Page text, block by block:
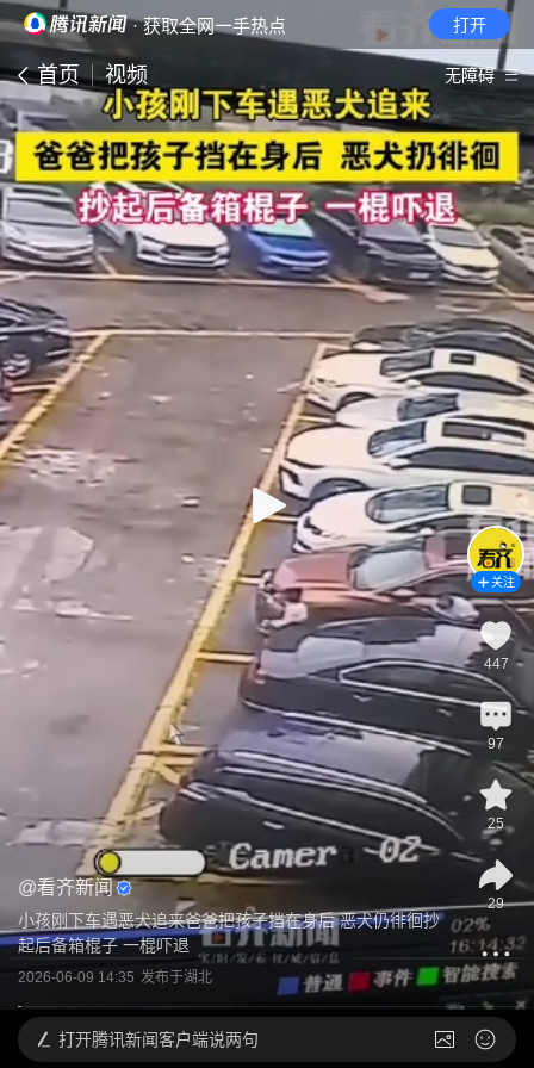
· 获取全网一手热点 打开
首页 视频 无障碍
@看齐新闻
小孩刚下车遇恶犬追来爸爸把孩子挡在身后 恶犬仍徘徊抄
起后备箱棍子 一棍吓退
2026-06-09 14:35 发布于湖北
关注
447
97
25
29
打开腾讯新闻客户端说两句